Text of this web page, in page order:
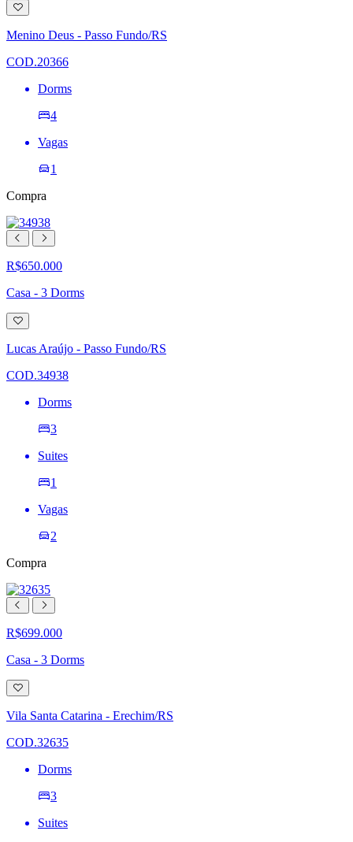
Adicionar
à
lista
de
Menino Deus - Passo Fundo/RS
COD.20366
Dorms
4
Vagas
1
Compra
R$650.000
Casa - 3 Dorms
Adicionar
à
lista
de
Lucas Araújo - Passo Fundo/RS
COD.34938
Dorms
3
Suites
1
Vagas
2
Compra
R$699.000
Casa - 3 Dorms
Adicionar
à
lista
de
Vila Santa Catarina - Erechim/RS
COD.32635
Dorms
3
Suites